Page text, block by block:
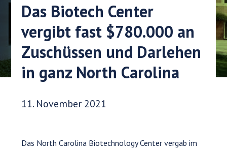
Das Biotech Center
vergibt fast $780.000 an
Zuschüssen und Darlehen
in ganz North Carolina
Veröffentlichungsdatum:
11. November 2021
Das North Carolina Biotechnology Center vergab im